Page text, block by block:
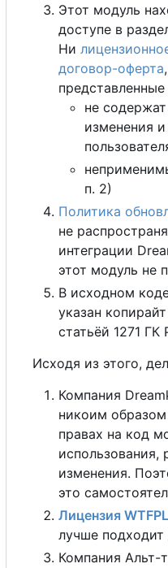
Этот модуль
доступе в
Ни
договор-оферта
не
изменения
п. 2)
Политика
не
интеграции
этот модуль не
В исходном
указан
статьёй 1271 ГК
Исходя из этого,
Компания
никоим
правах на код
использования,
изменения.
это
Лицензия
лучше подходит
Компания Альт-